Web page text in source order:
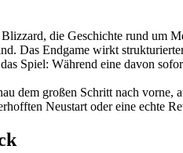
die Geschichte rund um
Das Endgame wirkt
Spiel: Während eine davon
dem großen Schritt nach
Neustart oder eine echte